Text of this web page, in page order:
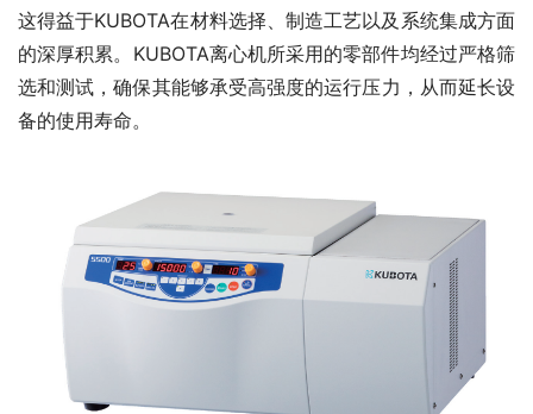
这得益于KUBOTA在材料选择、制造工艺以及系统集成方面
的深厚积累。KUBOTA离心机所采用的零部件均经过严格筛
选和测试，确保其能够承受高强度的运行压力，从而延长设
备的使用寿命。